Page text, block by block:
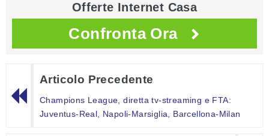
Offerte Internet Casa
Confronta Ora
Articolo Precedente
Champions League, diretta tv-streaming e FTA:
Juventus-Real, Napoli-Marsiglia, Barcellona-Milan